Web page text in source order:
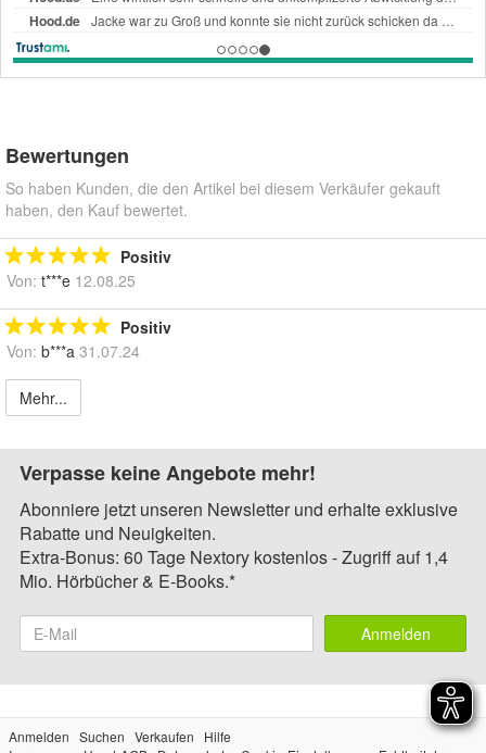
Bewertungen
So haben Kunden, die den Artikel bei diesem Verkäufer gekauft
haben, den Kauf bewertet.
Positiv
Von: t***e 12.08.25
Positiv
Von: b***a 31.07.24
Mehr...
Verpasse keine Angebote mehr!
Abonniere jetzt unseren Newsletter und erhalte exklusive
Rabatte und Neuigkeiten.
Extra-Bonus: 60 Tage Nextory kostenlos - Zugriff auf 1,4
Mio. Hörbücher & E-Books.*
Anmelden
Anmelden Suchen Verkaufen
Hilfe